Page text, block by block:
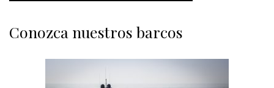
Conozca nuestros barcos